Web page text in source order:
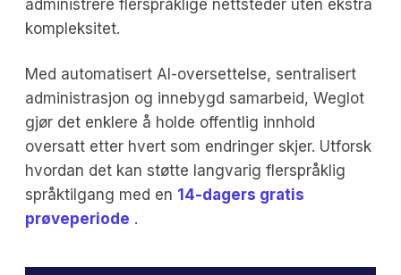
administrere flerspråklige nettsteder uten ekstra
kompleksitet.
Med automatisert AI-oversettelse, sentralisert
administrasjon og innebygd samarbeid, Weglot
gjør det enklere å holde offentlig innhold
oversatt etter hvert som endringer skjer. Utforsk
hvordan det kan støtte langvarig flerspråklig
språktilgang med en 14-dagers gratis
prøveperiode .